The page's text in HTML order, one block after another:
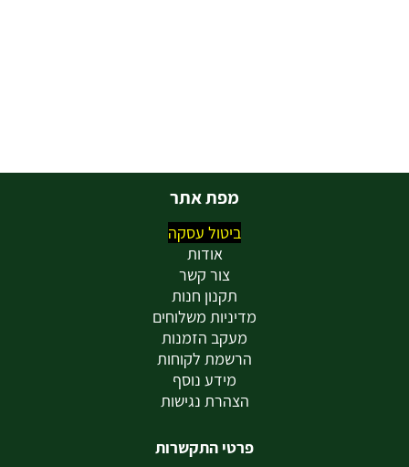
מפת אתר
ביטול עסקה
אודות
צור קשר
תקנון חנות
מדיניות משלוחים
מעקב הזמנות
הרשמת לקוחות
מידע נוסף
הצהרת נגישות
פרטי התקשרות